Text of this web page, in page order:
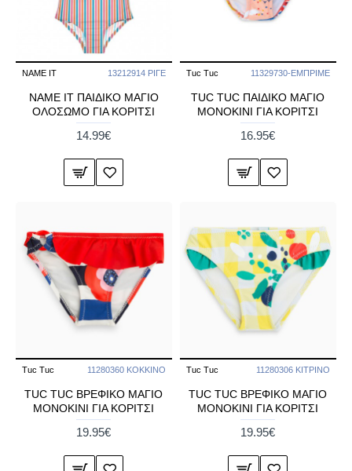
NAME IT 13212914 ΡΙΓΕ
NAME IT ΠΑΙΔΙΚΟ ΜΑΓΙΟ
ΟΛΟΣΩΜΟ ΓΙΑ ΚΟΡΙΤΣΙ
14.99€
Tuc Tuc 11329730-ΕΜΠΡΙΜΕ
TUC TUC ΠΑΙΔΙΚΟ ΜΑΓΙΟ
ΜΟΝΟΚΙΝΙ ΓΙΑ ΚΟΡΙΤΣΙ
16.95€
Tuc Tuc 11280360 ΚΟΚΚΙΝΟ
TUC TUC ΒΡΕΦΙΚΟ ΜΑΓΙΟ
ΜΟΝΟΚΙΝΙ ΓΙΑ ΚΟΡΙΤΣΙ
19.95€
Tuc Tuc 11280306 ΚΙΤΡΙΝΟ
TUC TUC ΒΡΕΦΙΚΟ ΜΑΓΙΟ
ΜΟΝΟΚΙΝΙ ΓΙΑ ΚΟΡΙΤΣΙ
19.95€